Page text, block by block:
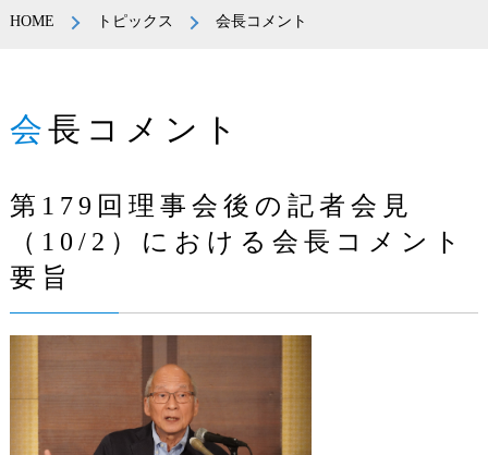
HOME トピックス 会長コメント
会長コメント
第179回理事会後の記者会見
（10/2）における会長コメント
要旨